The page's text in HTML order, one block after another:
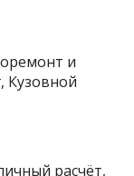
и
Кузовной
расчёт,